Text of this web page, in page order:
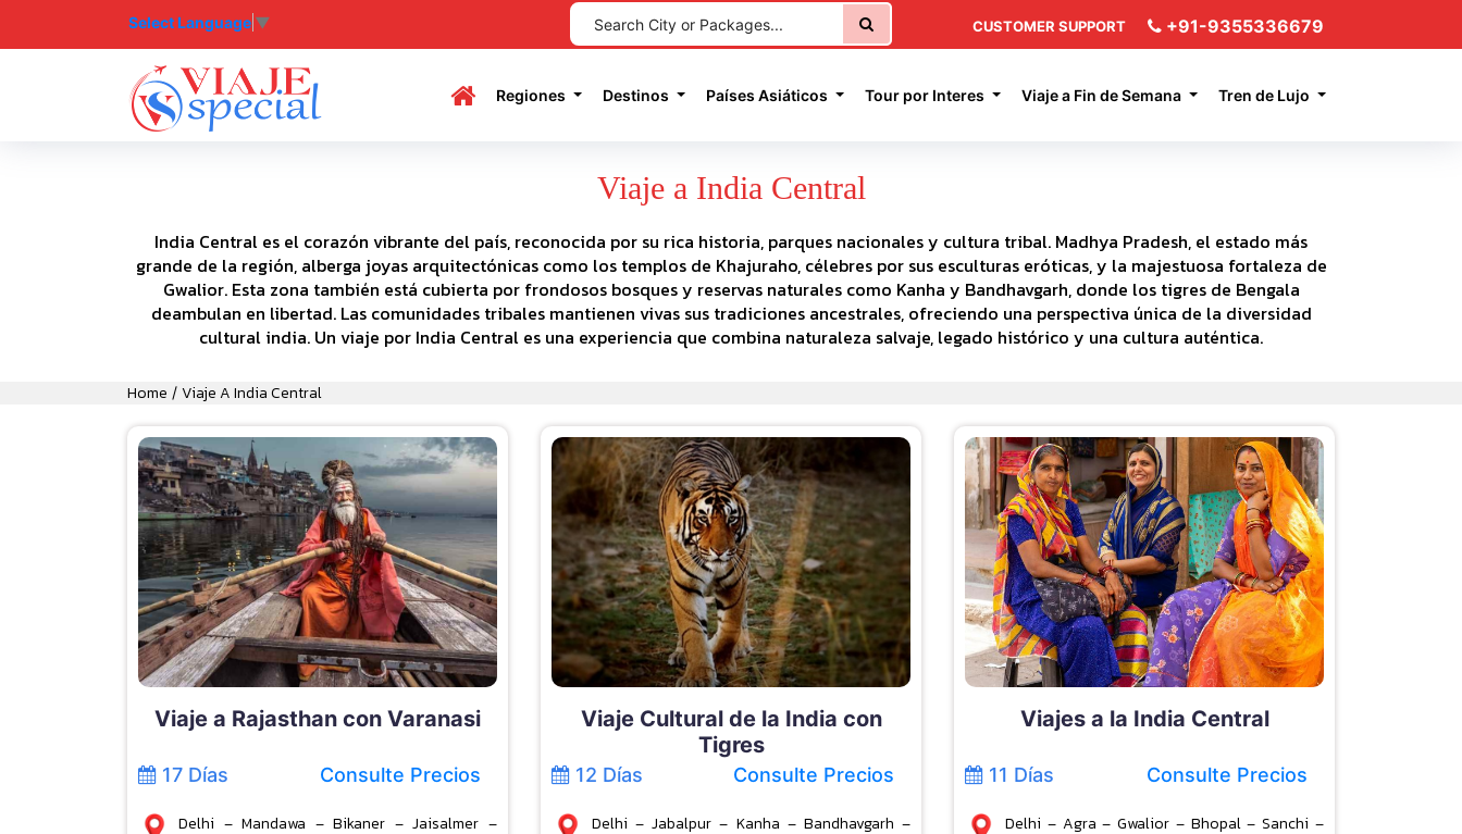
Select Language ▼ CUSTOMER SUPPORT +91-9355336679
(current)
Regiones Destinos Países Asiáticos Tour por Interes Viaje a Fin de Semana Tren de Lujo
Viaje a India Central
India Central es el corazón vibrante del país, reconocida por su rica historia, parques nacionales y cultura tribal. Madhya Pradesh, el estado más
grande de la región, alberga joyas arquitectónicas como los templos de Khajuraho, célebres por sus esculturas eróticas, y la majestuosa fortaleza de
Gwalior. Esta zona también está cubierta por frondosos bosques y reservas naturales como Kanha y Bandhavgarh, donde los tigres de Bengala
deambulan en libertad. Las comunidades tribales mantienen vivas sus tradiciones ancestrales, ofreciendo una perspectiva única de la diversidad
cultural india. Un viaje por India Central es una experiencia que combina naturaleza salvaje, legado histórico y una cultura auténtica.
Home / Viaje A India Central
Viaje a Rajasthan con Varanasi
17 Días Consulte Precios
Delhi – Mandawa – Bikaner – Jaisalmer –
Viaje Cultural de la India con
Tigres
12 Días Consulte Precios
Delhi – Jabalpur – Kanha – Bandhavgarh –
Viajes a la India Central
11 Días Consulte Precios
Delhi – Agra – Gwalior – Bhopal – Sanchi –